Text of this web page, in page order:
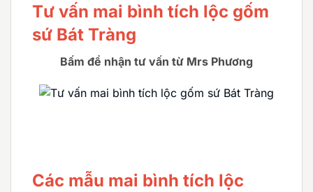
Tư vấn mai bình tích lộc gốm
sứ Bát Tràng
Bấm để nhận tư vấn từ Mrs Phương
Các mẫu mai bình tích lộc